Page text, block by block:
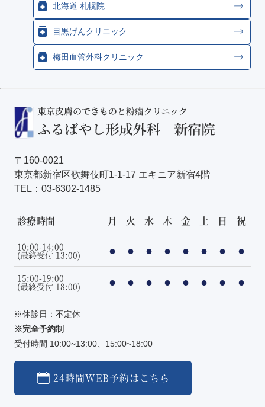
北海道 札幌院
目黒げんクリニック
梅田血管外科クリニック
〒160-0021
東京都新宿区歌舞伎町1-1-17 エキニア新宿4階
TEL： 03-6302-1485
診療時間 月 火 水 木 金 土 日 祝
10:00-14:00
(最終受付 13:00) ● ● ● ● ● ● ● ●
15:00-19:00
(最終受付 18:00) ● ● ● ● ● ● ● ●
※休診日：不定休
※完全予約制
受付時間 10:00~13:00、15:00~18:00
24時間WEB予約はこちら